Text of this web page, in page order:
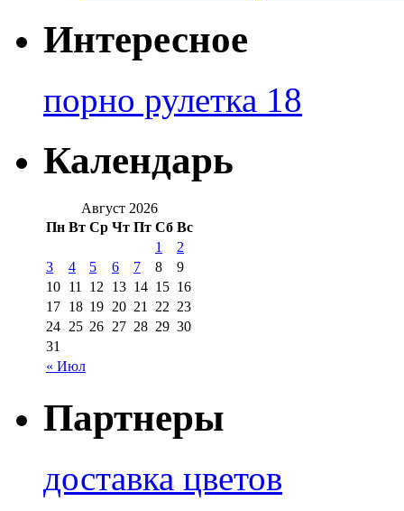
Интересное
порно рулетка 18
Календарь
Август 2026
Пн Вт Ср Чт Пт Сб Вс
« Июл
1
2
3
4 5 6 7 8
9
10 11 12 13 14 15 16
17 18 19 20 21 22 23
24 25 26 27 28 29 30
31
Партнеры
доставка цветов